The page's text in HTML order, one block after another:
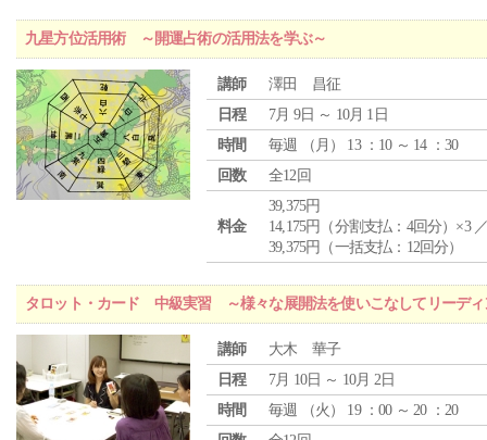
九星方位活用術 ～開運占術の活用法を学ぶ～
講師
澤田 昌征
日程
7月 9日 ～ 10月 1日
時間
毎週 （ 月 ） 13 ：10 ～ 14 ：30
回数
全12回
料金
39,375円
14,175円（分割支払：4回分）×3
39,375円（一括支払：12回分）
タロット・カード 中級実習 ～様々な展開法を使いこなしてリーディ
講師
大木 華子
日程
7月 10日 ～ 10月 2日
時間
毎週 （火 ） 19 ：00 ～ 20 ：20